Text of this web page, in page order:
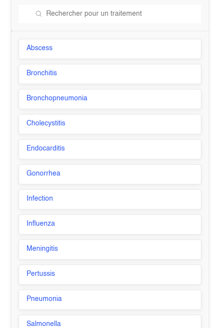
Abscess
Bronchitis
Bronchopneumonia
Cholecystitis
Endocarditis
Gonorrhea
Infection
Influenza
Meningitis
Pertussis
Pneumonia
Salmonella